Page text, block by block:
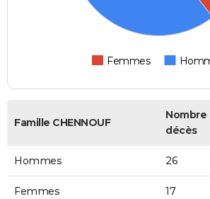
Femmes
Famille CHENNOUF
Nombre
décès
Hommes 26
Femmes 17